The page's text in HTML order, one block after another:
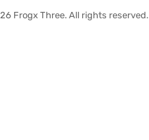
Frogx Three. All rights reserved.